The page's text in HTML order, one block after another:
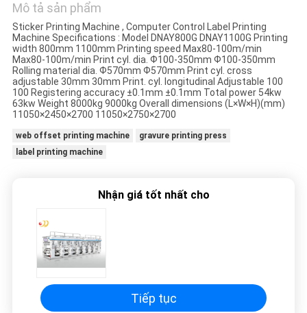
GIÁ
SƠ
ĐỒ
TRANG
WEB
Mô tả sản phẩm
Sticker Printing Machine , Computer Control Label Printing
Machine Specifications : Model DNAY800G DNAY1100G Printing
width 800mm 1100mm Printing speed Max80-100m/min
Max80-100m/min Print cyl. dia. Ф100-350mm Ф100-350mm
Rolling material dia. Ф570mm Ф570mm Print cyl. cross
adjustable 30mm 30mm Print. cyl. longitudinal Adjustable 100
100 Registering accuracy ±0.1mm ±0.1mm Total power 54kw
63kw Weight 8000kg 9000kg Overall dimensions (L×W×H)(mm)
11050×2450×2700 11050×2750×2700
web offset printing machine
gravure printing press
label printing machine
Nhận giá tốt nhất cho
Tiếp tục